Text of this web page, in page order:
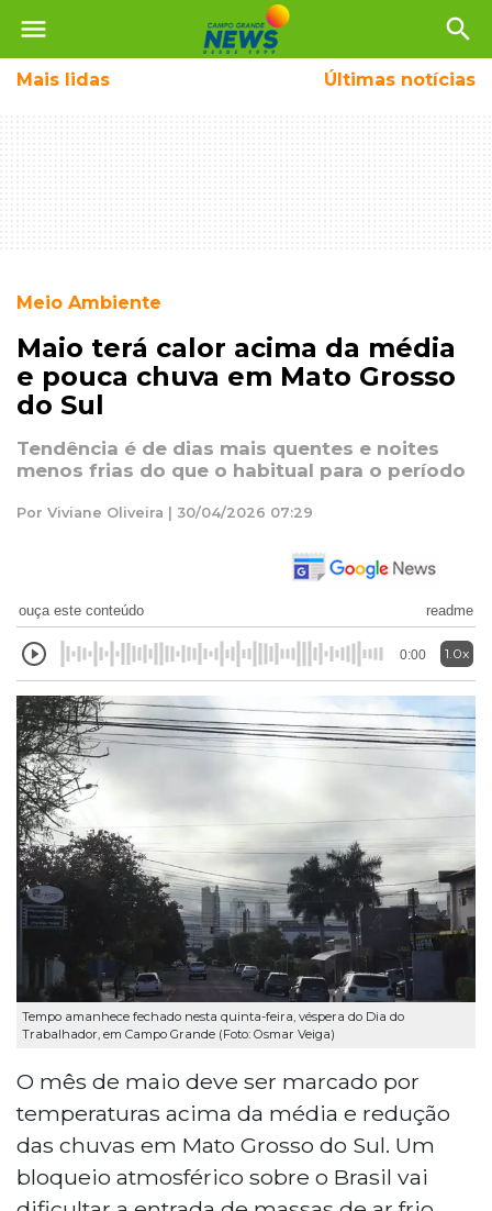
menu search
Mais lidas Últimas notícias
Meio Ambiente
Maio terá calor acima da média
e pouca chuva em Mato Grosso
do Sul
Tendência é de dias mais quentes e noites
menos frias do que o habitual para o período
Por Viviane Oliveira | 30/04/2026 07:29
ouça este conteúdo readme
0:00 1.0x
Tempo amanhece fechado nesta quinta-feira, véspera do Dia do
Trabalhador, em Campo Grande (Foto: Osmar Veiga)
O mês de maio deve ser marcado por
temperaturas acima da média e redução
das chuvas em Mato Grosso do Sul. Um
bloqueio atmosférico sobre o Brasil vai